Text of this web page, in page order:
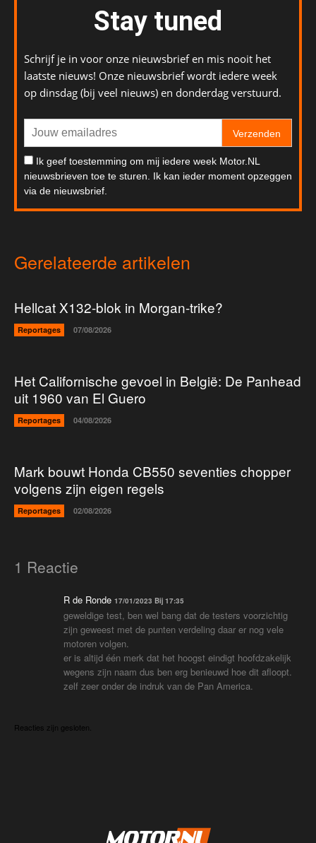
Stay tuned
Schrijf je in voor onze nieuwsbrief en mis nooit het
laatste nieuws! Onze nieuwsbrief wordt iedere week
op dinsdag (bij veel nieuws) en donderdag verstuurd.
Verzenden
Ik geef toestemming om mij iedere week Motor.NL
nieuwsbrieven toe te sturen. Ik kan ieder moment opzeggen
via de nieuwsbrief.
Gerelateerde artikelen
Hellcat X132-blok in Morgan-trike?
Reportages 07/08/2026
Het Californische gevoel in België: De Panhead
uit 1960 van El Guero
Reportages 04/08/2026
Mark bouwt Honda CB550 seventies chopper
volgens zijn eigen regels
Reportages 02/08/2026
1 Reactie
R de Ronde 17/01/2023 Bij 17:35
geweldige test, ben wel bang dat de testers voorzichtig
zijn geweest met de punten verdeling daar er nog vele
motoren volgen.
er is altijd één merk dat het hoogst eindigt hoofdzakelijk
wegens zijn naam dus ben erg benieuwd hoe dit afloopt.
zelf zeer onder de indruk van de Pan America.
Reacties zijn gesloten.